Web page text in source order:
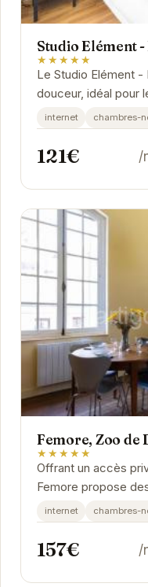
Studio Elément -
★★★★★
Le Studio Elément
douceur, idéal pour
solo en quête de
internet chambres-
121€ /
Femore, Zoo de
★★★★★
Offrant un accès
Femore propose
confortables,
internet chambres-
157€ /